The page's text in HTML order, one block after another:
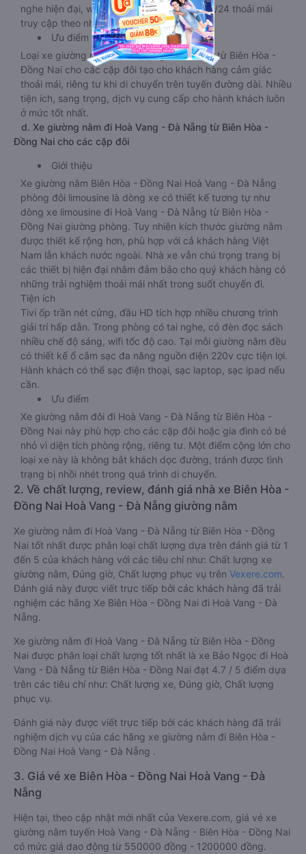
nghe hiện đại, wifi tốc độ cao hoạt động 24/24 thoải mái
truy cập theo nhu cầu.
Ưu điểm
Loại xe giường nằm đi Hoà Vang - Đà Nẵng từ Biên Hòa -
Đồng Nai cho các cặp đôi tạo cho khách hàng cảm giác
thoải mái, riêng tư khi di chuyển trên tuyến đường dài. Nhiều
tiện ích, sang trọng, dịch vụ cung cấp cho hành khách luôn
ở mức tốt nhất.
d. Xe giường nằm đi Hoà Vang - Đà Nẵng từ Biên Hòa -
Đồng Nai cho các cặp đôi
Giới thiệu
Xe giường nằm Biên Hòa - Đồng Nai Hoà Vang - Đà Nẵng
phòng đôi limousine là dòng xe có thiết kế tương tự như
dòng xe limousine đi Hoà Vang - Đà Nẵng từ Biên Hòa -
Đồng Nai giường phòng. Tuy nhiên kích thước giường nằm
được thiết kế rộng hơn, phù hợp với cả khách hàng Việt
Nam lẫn khách nước ngoài. Nhà xe vẫn chú trọng trang bị
các thiết bị hiện đại nhằm đảm bảo cho quý khách hàng có
những trải nghiệm thoải mái nhất trong suốt chuyến đi.
Tiện ích
Tivi ốp trần nét cứng, đầu HD tích hợp nhiều chương trình
giải trí hấp dẫn. Trong phòng có tai nghe, có đèn đọc sách
nhiều chế độ sáng, wifi tốc độ cao. Tại mỗi giường nằm đều
có thiết kế ổ cắm sạc đa năng nguồn điện 220v cực tiện lợi.
Hành khách có thể sạc điện thoại, sạc laptop, sạc ipad nếu
cần.
Ưu điểm
Xe giường nằm đôi đi Hoà Vang - Đà Nẵng từ Biên Hòa -
Đồng Nai này phù hợp cho các cặp đôi hoặc gia đình có bé
nhỏ vì diện tích phòng rộng, riêng tư. Một điểm cộng lớn cho
loại xe này là không bắt khách dọc đường, tránh được tình
trạng bị nhồi nhét trong quá trình di chuyển.
2. Về chất lượng, review, đánh giá nhà xe Biên Hòa -
Đồng Nai Hoà Vang - Đà Nẵng giường nằm
Xe giường nằm đi Hoà Vang - Đà Nẵng từ Biên Hòa - Đồng
Nai tốt nhất được phân loại chất lượng dựa trên đánh giá từ 1
đến 5 của khách hàng với các tiêu chí như: Chất lượng xe
giường nằm, Đúng giờ, Chất lượng phục vụ trên Vexere.com.
Đánh giá này được viết trực tiếp bởi các khách hàng đã trải
nghiệm các hãng Xe Biên Hòa - Đồng Nai đi Hoà Vang - Đà
Nẵng.
Xe giường nằm đi Hoà Vang - Đà Nẵng từ Biên Hòa - Đồng
Nai được phân loại chất lượng tốt nhất là xe Bảo Ngọc đi Hoà
Vang - Đà Nẵng từ Biên Hòa - Đồng Nai đạt 4.7 / 5 điểm dựa
trên các tiêu chí như: Chất lượng xe, Đúng giờ, Chất lượng
phục vụ.
Đánh giá này được viết trực tiếp bởi các khách hàng đã trải
nghiệm dịch vụ của các hãng xe giường nằm đi Biên Hòa -
Đồng Nai Hoà Vang - Đà Nẵng .
3. Giá vé xe Biên Hòa - Đồng Nai Hoà Vang - Đà
Nẵng
Hiện tại, theo cập nhật mới nhất của Vexere.com, giá vé xe
giường nằm tuyến Hoà Vang - Đà Nẵng - Biên Hòa - Đồng Nai
có mức giá dao động từ 550000 đồng - 1200000 đồng.